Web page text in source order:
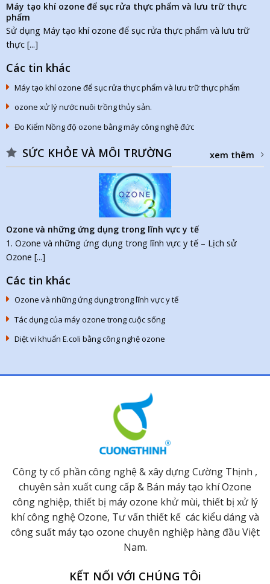
Máy tạo khí ozone để sục rửa thực phẩm và lưu trữ thực
phẩm
Sử dụng Máy tạo khí ozone để sục rửa thực phẩm và lưu trữ
thực [...]
Các tin khác
Máy tạo khí ozone để sục rửa thực phẩm và lưu trữ thực phẩm
ozone xử lý nước nuôi trồng thủy sản.
Đo Kiểm Nồng độ ozone bằng máy công nghệ đức
SỨC KHỎE VÀ MÔI TRƯỜNG xem thêm
Ozone và những ứng dụng trong lĩnh vực y tế
1. Ozone và những ứng dụng trong lĩnh vực y tế – Lịch sử
Ozone [...]
Các tin khác
Ozone và những ứng dụng trong lĩnh vực y tế
Tác dụng của máy ozone trong cuộc sống
Diệt vi khuẩn E.coli bằng công nghệ ozone
Công ty cổ phần công nghệ & xây dựng Cường Thịnh ,
chuyên sản xuất cung cấp & Bán máy tạo khí Ozone
công nghiệp, thiết bị máy ozone khử mùi, thiết bị xử lý
khí công nghệ Ozone, Tư vấn thiết kế các kiểu dáng và
công suất máy tạo ozone chuyên nghiệp hàng đầu Việt
Nam.
KẾT NỐI VỚI CHÚNG TÔi